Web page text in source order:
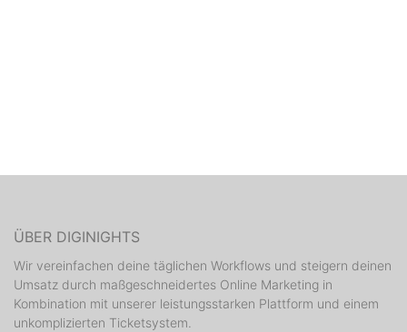
ÜBER DIGINIGHTS
Wir vereinfachen deine täglichen Workflows und steigern deinen
Umsatz durch maßgeschneidertes Online Marketing in
Kombination mit unserer leistungsstarken Plattform und einem
unkomplizierten Ticketsystem.